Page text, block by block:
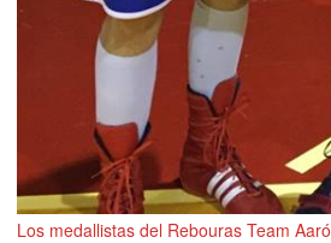
Los medallistas del Rebouras Team